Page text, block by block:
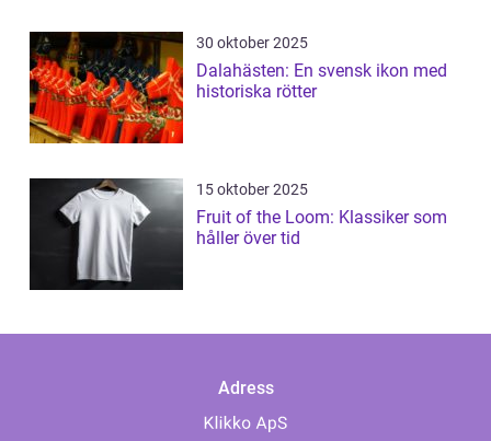
30 oktober 2025
Dalahästen: En svensk ikon med
historiska rötter
15 oktober 2025
Fruit of the Loom: Klassiker som
håller över tid
Adress